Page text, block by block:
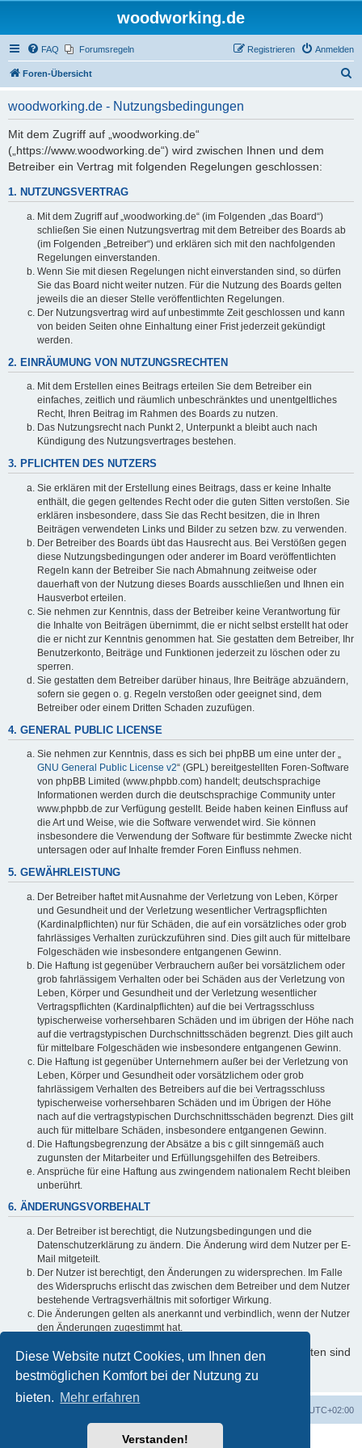
Diese Website nutzt Cookies, um Ihnen den
bestmöglichen Komfort bei der Nutzung zu
bieten. Mehr erfahren
Verstanden!
woodworking.de
FAQ Forumsregeln Anmelden
Registrieren
Foren-Übersicht
woodworking.de - Nutzungsbedingungen
Mit dem Zugriff auf „woodworking.de“
(„https://www.woodworking.de“) wird zwischen Ihnen und dem
Betreiber ein Vertrag mit folgenden Regelungen geschlossen:
1. NUTZUNGSVERTRAG
Mit dem Zugriff auf „woodworking.de“ (im Folgenden „das Board“)
schließen Sie einen Nutzungsvertrag mit dem Betreiber des Boards ab
(im Folgenden „Betreiber“) und erklären sich mit den nachfolgenden
Regelungen einverstanden.
Wenn Sie mit diesen Regelungen nicht einverstanden sind, so dürfen
Sie das Board nicht weiter nutzen. Für die Nutzung des Boards gelten
jeweils die an dieser Stelle veröffentlichten Regelungen.
Der Nutzungsvertrag wird auf unbestimmte Zeit geschlossen und kann
von beiden Seiten ohne Einhaltung einer Frist jederzeit gekündigt
werden.
2. EINRÄUMUNG VON NUTZUNGSRECHTEN
Mit dem Erstellen eines Beitrags erteilen Sie dem Betreiber ein
einfaches, zeitlich und räumlich unbeschränktes und unentgeltliches
Recht, Ihren Beitrag im Rahmen des Boards zu nutzen.
Das Nutzungsrecht nach Punkt 2, Unterpunkt a bleibt auch nach
Kündigung des Nutzungsvertrages bestehen.
3. PFLICHTEN DES NUTZERS
Sie erklären mit der Erstellung eines Beitrags, dass er keine Inhalte
enthält, die gegen geltendes Recht oder die guten Sitten verstoßen. Sie
erklären insbesondere, dass Sie das Recht besitzen, die in Ihren
Beiträgen verwendeten Links und Bilder zu setzen bzw. zu verwenden.
Der Betreiber des Boards übt das Hausrecht aus. Bei Verstößen gegen
diese Nutzungsbedingungen oder anderer im Board veröffentlichten
Regeln kann der Betreiber Sie nach Abmahnung zeitweise oder
dauerhaft von der Nutzung dieses Boards ausschließen und Ihnen ein
Hausverbot erteilen.
Sie nehmen zur Kenntnis, dass der Betreiber keine Verantwortung für
die Inhalte von Beiträgen übernimmt, die er nicht selbst erstellt hat oder
die er nicht zur Kenntnis genommen hat. Sie gestatten dem Betreiber, Ihr
Benutzerkonto, Beiträge und Funktionen jederzeit zu löschen oder zu
sperren.
Sie gestatten dem Betreiber darüber hinaus, Ihre Beiträge abzuändern,
sofern sie gegen o. g. Regeln verstoßen oder geeignet sind, dem
Betreiber oder einem Dritten Schaden zuzufügen.
4. GENERAL PUBLIC LICENSE
Sie nehmen zur Kenntnis, dass es sich bei phpBB um eine unter der „
GNU General Public License v2“ (GPL) bereitgestellten Foren-Software
von phpBB Limited (www.phpbb.com) handelt; deutschsprachige
Informationen werden durch die deutschsprachige Community unter
www.phpbb.de zur Verfügung gestellt. Beide haben keinen Einfluss auf
die Art und Weise, wie die Software verwendet wird. Sie können
insbesondere die Verwendung der Software für bestimmte Zwecke nicht
untersagen oder auf Inhalte fremder Foren Einfluss nehmen.
5. GEWÄHRLEISTUNG
Der Betreiber haftet mit Ausnahme der Verletzung von Leben, Körper
und Gesundheit und der Verletzung wesentlicher Vertragspflichten
(Kardinalpflichten) nur für Schäden, die auf ein vorsätzliches oder grob
fahrlässiges Verhalten zurückzuführen sind. Dies gilt auch für mittelbare
Folgeschäden wie insbesondere entgangenen Gewinn.
Die Haftung ist gegenüber Verbrauchern außer bei vorsätzlichem oder
grob fahrlässigem Verhalten oder bei Schäden aus der Verletzung von
Leben, Körper und Gesundheit und der Verletzung wesentlicher
Vertragspflichten (Kardinalpflichten) auf die bei Vertragsschluss
typischerweise vorhersehbaren Schäden und im übrigen der Höhe nach
auf die vertragstypischen Durchschnittsschäden begrenzt. Dies gilt auch
für mittelbare Folgeschäden wie insbesondere entgangenen Gewinn.
Die Haftung ist gegenüber Unternehmern außer bei der Verletzung von
Leben, Körper und Gesundheit oder vorsätzlichem oder grob
fahrlässigem Verhalten des Betreibers auf die bei Vertragsschluss
typischerweise vorhersehbaren Schäden und im Übrigen der Höhe
nach auf die vertragstypischen Durchschnittsschäden begrenzt. Dies gilt
auch für mittelbare Schäden, insbesondere entgangenen Gewinn.
Die Haftungsbegrenzung der Absätze a bis c gilt sinngemäß auch
zugunsten der Mitarbeiter und Erfüllungsgehilfen des Betreibers.
Ansprüche für eine Haftung aus zwingendem nationalem Recht bleiben
unberührt.
6. ÄNDERUNGSVORBEHALT
Der Betreiber ist berechtigt, die Nutzungsbedingungen und die
Datenschutzerklärung zu ändern. Die Änderung wird dem Nutzer per E-
Mail mitgeteilt.
Der Nutzer ist berechtigt, den Änderungen zu widersprechen. Im Falle
des Widerspruchs erlischt das zwischen dem Betreiber und dem Nutzer
bestehende Vertragsverhältnis mit sofortiger Wirkung.
Die Änderungen gelten als anerkannt und verbindlich, wenn der Nutzer
den Änderungen zugestimmt hat.
Informationen über den Umgang mit Ihren persönlichen Daten sind
in der Datenschutzerklärung enthalten.
UTC+02:00
Powered byphpBB® Forum Software © phpBB Limited